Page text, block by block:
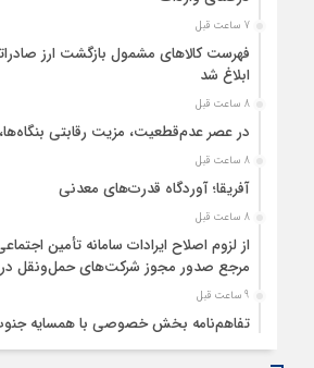
7 ساعت قبل
فهرست کالاهای مشمول بازگشت ارز
ابلاغ شد
8 ساعت قبل
در عصر عدم‌قطعیت، مزیت رقابتی
8 ساعت قبل
آفریقا؛ آوردگاه قدرت‌های معدنی
8 ساعت قبل
از لزوم اصلاح ایرادات سامانه تأمین
مرجع صدور مجوز شرکت‌های حمل‌ونقل
9 ساعت قبل
تفاهم‌نامه بخش خصوصی با همسایه
10 ساعت قبل